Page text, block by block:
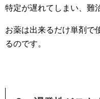
特定が遅れてしまい、難
お薬は出来るだけ単剤で
るのです。